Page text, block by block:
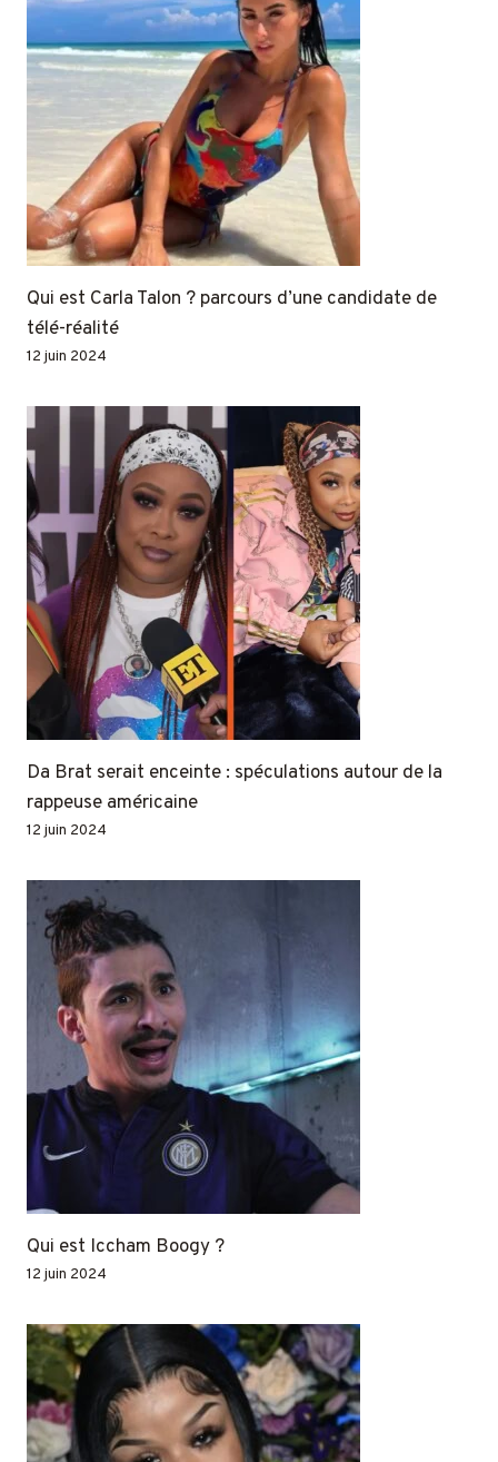
Qui est Carla Talon ? parcours d’une candidate de
télé-réalité
12 juin 2024
Da Brat serait enceinte : spéculations autour de la
rappeuse américaine
12 juin 2024
Qui est Iccham Boogy ?
12 juin 2024